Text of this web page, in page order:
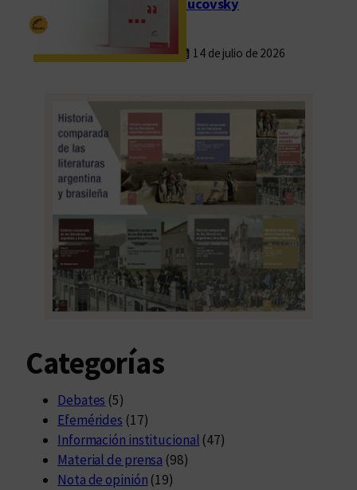
Rucovsky
14 de julio de 2026
Categorías
Debates (5)
Efemérides (17)
Información institucional (47)
Material de prensa (98)
Nota de opinión (19)